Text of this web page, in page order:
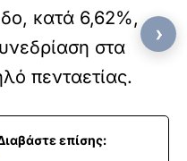
κατά 6,62%,
στα
πενταετίας.
επίσης:
›